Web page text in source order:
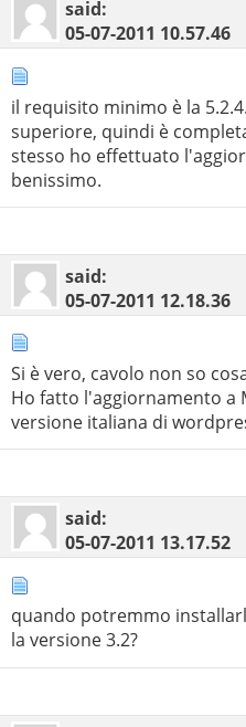
said:
05-07-2011 10.57.46
il requisito minimo è la
superiore, quindi è
stesso ho effettuato
benissimo.
said:
05-07-2011 12.18.36
Si è vero, cavolo non so
Ho fatto l'aggiornamento a
versione italiana di
said:
05-07-2011 13.17.52
quando potremmo
la versione 3.2?